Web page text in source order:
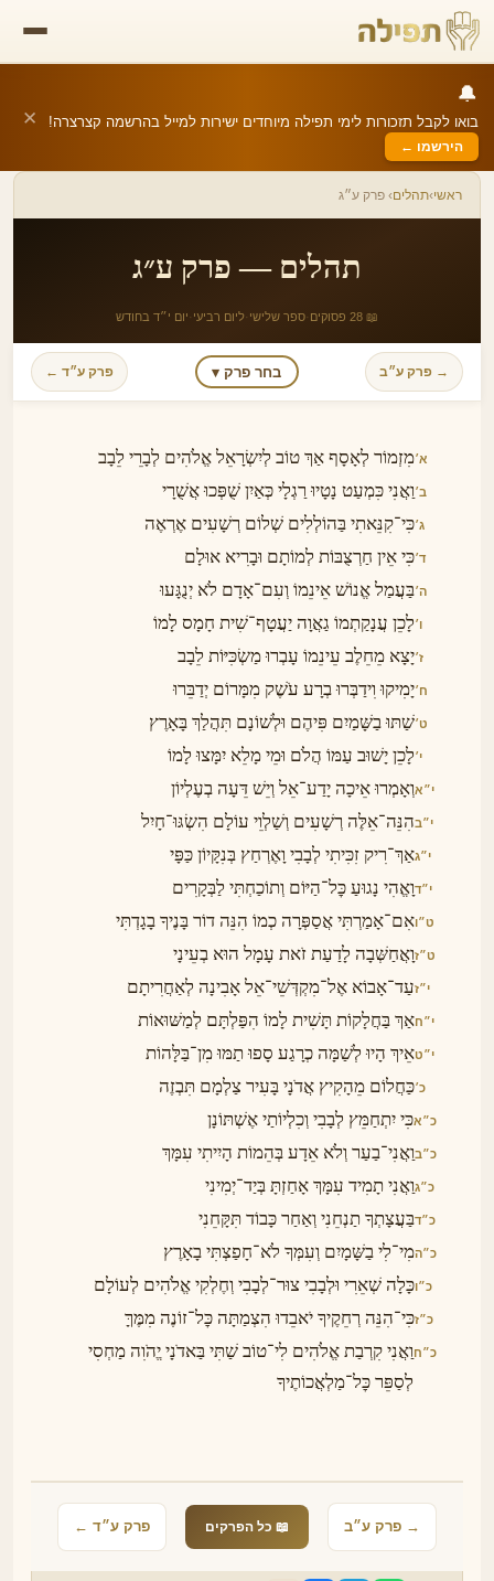
🔔
בואו לקבל תזכורות לימי תפילה מיוחדים ישירות למייל בהרשמה קצרצרה!
הירשמו ←
✕
ראשי›תהלים› פרק ע״ג
תהלים — פרק ע״ג
📖 28 פסוקים ·ספר שלישי ·ליום רביעי ·יום י״ד בחודש
→ פרק ע״ב בחר פרק ▾ פרק ע״ד ←
א׳מִזְמוֹר לְאָסָף אַךְ טוֹב לְיִשְׂרָאֵל אֱלֹהִים לְבָרֵי לֵבָב
ב׳וַאֲנִי כִּמְעַט נָטָיוּ רַגְלָי כְּאַיִן שֻׁפְּכוּ אֲשֻׁרָי
ג׳כִּי־קִנֵּאתִי בַּהוֹלְלִים שְׁלוֹם רְשָׁעִים אֶרְאֶה
ד׳כִּי אֵין חַרְצֻבּוֹת לְמוֹתָם וּבָרִיא אוּלָם
ה׳בַּעֲמַל אֱנוֹשׁ אֵינֵמוֹ וְעִם־אָדָם לֹא יְנֻגָּעוּ
ו׳לָכֵן עֲנָקַתְמוֹ גַאֲוָה יַעֲטָף־שִׁית חָמָס לָמוֹ
ז׳יָצָא מֵחֵלֶב עֵינֵמוֹ עָבְרוּ מַשְׂכִּיּוֹת לֵבָב
ח׳יָמִיקוּ וִידַבְּרוּ בְרָע עֹשֶׁק מִמָּרוֹם יְדַבֵּרוּ
ט׳שַׁתּוּ בַשָּׁמַיִם פִּיהֶם וּלְשׁוֹנָם תִּהֲלַךְ בָּאָרֶץ
י׳לָכֵן יָשׁוּב עַמּוֹ הֲלֹם וּמֵי מָלֵא יִמָּצוּ לָמוֹ
י״אוְאָמְרוּ אֵיכָה יָדַע־אֵל וְיֵשׁ דֵּעָה בְעֶלְיוֹן
י״בהִנֵּה־אֵלֶּה רְשָׁעִים וְשַׁלְוֵי עוֹלָם הִשְׂגּוּ־חָיִל
י״גאַךְ־רִיק זִכִּיתִי לְבָבִי וָאֶרְחַץ בְּנִקָּיוֹן כַּפָּי
י״דוָאֱהִי נָגוּעַ כׇּל־הַיּוֹם וְתוֹכַחְתִּי לַבְּקָרִים
ט״ואִם־אָמַרְתִּי אֲסַפְּרָה כְמוֹ הִנֵּה דוֹר בָּנֶיךָ בָגָדְתִּי
ט״זוָאֲחַשְּׁבָה לָדַעַת זֹאת עָמָל הוּא בְעֵינָי
י״זעַד־אָבוֹא אֶל־מִקְדְּשֵׁי־אֵל אָבִינָה לְאַחֲרִיתָם
י״חאַךְ בַּחֲלָקוֹת תָּשִׁית לָמוֹ הִפַּלְתָּם לְמַשּׁוּאוֹת
י״טאֵיךְ הָיוּ לְשַׁמָּה כְרָגַע סָפוּ תַמּוּ מִן־בַּלָּהוֹת
כ׳כַּחֲלוֹם מֵהָקִיץ אֲדֹנָי בָּעִיר צַלְמָם תִּבְזֶה
כ״אכִּי יִתְחַמֵּץ לְבָבִי וְכִלְיוֹתַי אֶשְׁתּוֹנָן
כ״בוַאֲנִי־בַעַר וְלֹא אֵדָע בְּהֵמוֹת הָיִיתִי עִמָּךְ
כ״גוַאֲנִי תָמִיד עִמָּךְ אָחַזְתָּ בְּיַד־יְמִינִי
כ״דבַּעֲצָתְךָ תַנְחֵנִי וְאַחַר כָּבוֹד תִּקָּחֵנִי
כ״המִי־לִי בַשָּׁמָיִם וְעִמְּךָ לֹא־חָפַצְתִּי בָאָרֶץ
כ״וכָּלָה שְׁאֵרִי וּלְבָבִי צוּר־לְבָבִי וְחֶלְקִי אֱלֹהִים לְעוֹלָם
כ״זכִּי־הִנֵּה רְחֵקֶיךָ יֹאבֵדוּ הִצְמַתָּה כׇּל־זוֹנֶה מִמֶּךָּ
כ״חוַאֲנִי קִרְבַת אֱלֹהִים לִי־טוֹב שַׁתִּי בַּאדֹנָי יֱהֹוִה מַחְסִי
לְסַפֵּר כׇּל־מַלְאֲכוֹתֶיךָ
→ פרק ע״ב 📖 כל הפרקים פרק ע״ד ←